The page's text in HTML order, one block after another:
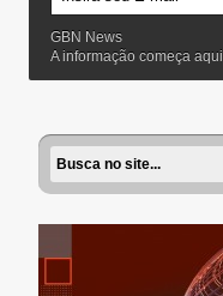
GBN News
A informação começa aqui